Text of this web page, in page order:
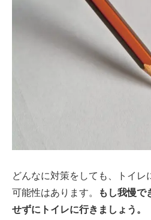
どんなに対策をしても、トイレ
可能性はあります。
もし我慢で
せずにトイレに行きましょう。